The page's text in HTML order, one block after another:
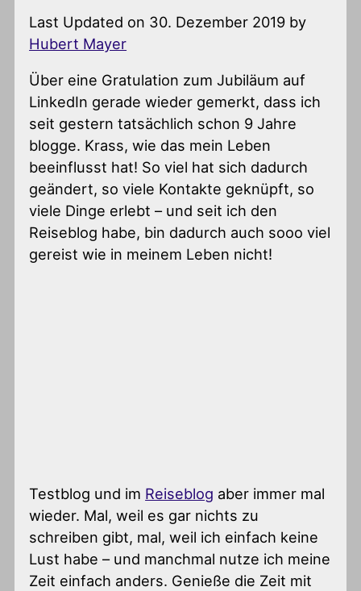
Last Updated on 30. Dezember 2019 by
Hubert Mayer
Über eine Gratulation zum Jubiläum auf
LinkedIn gerade wieder gemerkt, dass ich
seit gestern tatsächlich schon 9 Jahre
blogge. Krass, wie das mein Leben
beeinflusst hat! So viel hat sich dadurch
geändert, so viele Kontakte geknüpft, so
viele Dinge erlebt – und seit ich den
Reiseblog habe, bin dadurch auch sooo viel
gereist wie in meinem Leben nicht!
Testblog und im Reiseblog aber immer mal
wieder. Mal, weil es gar nichts zu
schreiben gibt, mal, weil ich einfach keine
Lust habe – und manchmal nutze ich meine
Zeit einfach anders. Genieße die Zeit mit